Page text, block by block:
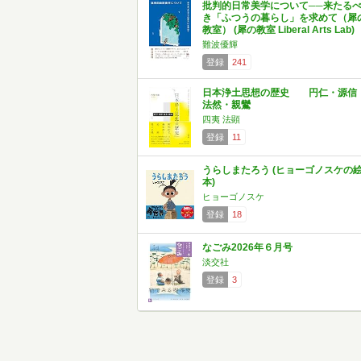
批判的日常美学について──来たるべ
き「ふつうの暮らし」を求めて（犀
教室） (犀の教室 Liberal Arts Lab)
難波優輝
登録
241
日本浄土思想の歴史 円仁・源信
法然・親鸞
四夷 法顕
登録
11
うらしまたろう (ヒョーゴノスケの
本)
ヒョーゴノスケ
登録
18
なごみ2026年６月号
淡交社
登録
3